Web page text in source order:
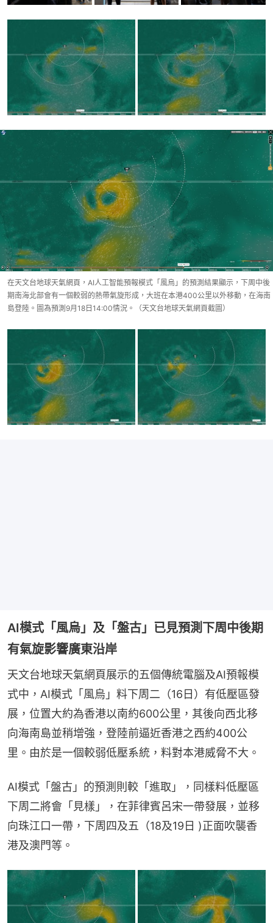
在天文台地球天氣網頁，AI人工智能預報模式「風烏」的預測結果顯示，下周中後
期南海北部會有一個較弱的熱帶氣旋形成，大班在本港400公里以外移動，在海南
島登陸。圖為預測9月18日14:00情況。（天文台地球天氣網頁截圖）
AI模式「風烏」及「盤古」已見預測下周中後期
有氣旋影響廣東沿岸
天文台地球天氣網頁展示的五個傳統電腦及AI預報模
式中，AI模式「風烏」料下周二（16日）有低壓區發
展，位置大約為香港以南約600公里，其後向西北移
向海南島並稍增強，登陸前逼近香港之西約400公
里。由於是一個較弱低壓系統，料對本港威脅不大。
AI模式「盤古」的預測則較「進取」，同樣料低壓區
下周二將會「見樣」，在菲律賓呂宋一帶發展，並移
向珠江口一帶，下周四及五（18及19日 )正面吹襲香
港及澳門等。